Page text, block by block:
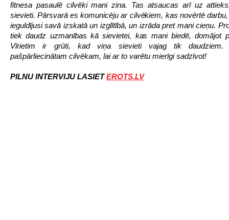
fitnesa pasaulē cilvēki mani zina. Tas atsaucas arī uz
sievieti. Pārsvarā es komunicēju ar cilvēkiem, kas novērtē
ieguldījusi savā izskatā un izglītībā, un izrāda pret mani cieņu.
tiek daudz uzmanības kā sievietei, kas mani biedē, domājot
Vīrietim ir grūti, kad viņa sievieti vajag tik daudziem.
pašpārliecinātam cilvēkam, lai ar to varētu mierīgi sadzīvot!
PILNU INTERVIJU LASIETEROTS.LV